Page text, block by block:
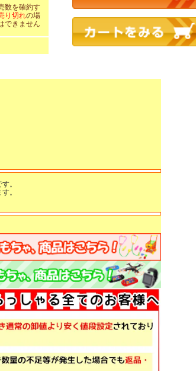
数を確約す
り切れの場
できません
。
。